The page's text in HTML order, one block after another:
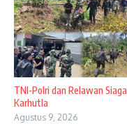
TNI-Polri dan Relawan Siaga
Karhutla
Agustus 9, 2026